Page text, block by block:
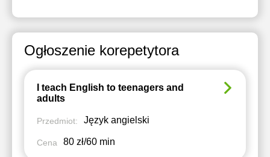
Ogłoszenie korepetytora
I teach English to teenagers and
adults
Przedmiot: Język angielski
Cena 80 zł/60 min